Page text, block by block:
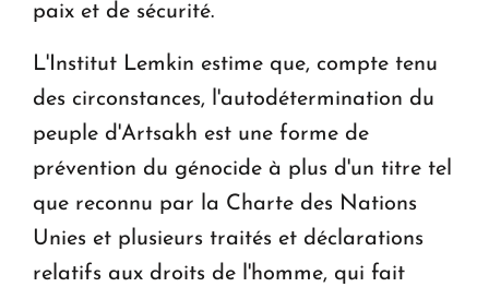
paix et de sécurité.
L'Institut Lemkin estime que, compte tenu
des circonstances, l'autodétermination du
peuple d'Artsakh est une forme de
prévention du génocide à plus d'un titre tel
que reconnu par la Charte des Nations
Unies et plusieurs traités et déclarations
relatifs aux droits de l'homme, qui fait